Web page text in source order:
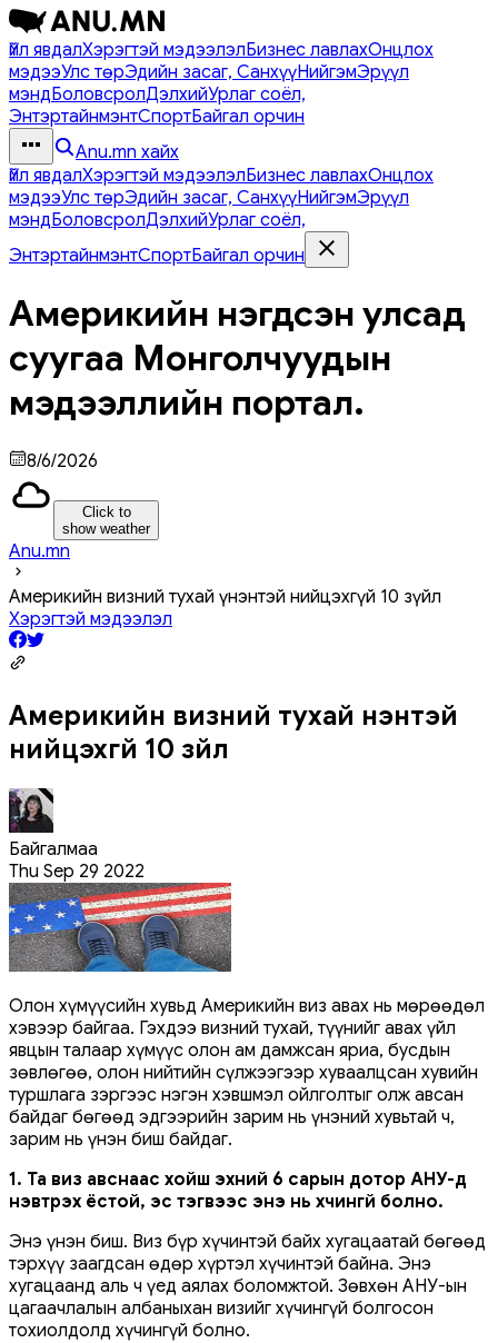
Үйл явдалХэрэгтэй мэдээлэлБизнес лавлахОнцлох
мэдээУлс төрЭдийн засаг, СанхүүНийгэмЭрүүл
мэндБоловсролДэлхийУрлаг соёл,
ЭнтэртайнмэнтСпортБайгал орчин
Anu.mn хайх
Үйл явдалХэрэгтэй мэдээлэлБизнес лавлахОнцлох
мэдээУлс төрЭдийн засаг, СанхүүНийгэмЭрүүл
мэндБоловсролДэлхийУрлаг соёл,
ЭнтэртайнмэнтСпортБайгал орчин
Америкийн нэгдсэн улсад
суугаа Монголчуудын
мэдээллийн портал.
8/6/2026
Click to
show weather
Anu.mn
Америкийн визний тухай үнэнтэй нийцэхгүй 10 зүйл
Хэрэгтэй мэдээлэл
Америкийн визний тухай үнэнтэй
нийцэхгүй 10 зүйл
Байгалмаа
Thu Sep 29 2022
Олон хүмүүсийн хувьд Америкийн виз авах нь мөрөөдөл
хэвээр байгаа. Гэхдээ визний тухай, түүнийг авах үйл
явцын талаар хүмүүс олон ам дамжсан яриа, бусдын
зөвлөгөө, олон нийтийн сүлжээгээр хуваалцсан хувийн
туршлага зэргээс нэгэн хэвшмэл ойлголтыг олж авсан
байдаг бөгөөд эдгээрийн зарим нь үнэний хувьтай ч,
зарим нь үнэн биш байдаг.
1. Та виз авснаас хойш эхний 6 сарын дотор АНУ-д
нэвтрэх ёстой, эс тэгвээс энэ нь хүчингүй болно.
Энэ үнэн биш. Виз бүр хүчинтэй байх хугацаатай бөгөөд
тэрхүү заагдсан өдөр хүртэл хүчинтэй байна. Энэ
хугацаанд аль ч үед аялах боломжтой. Зөвхөн АНУ-ын
цагаачлалын албаныхан визийг хүчингүй болгосон
тохиолдолд хүчингүй болно.